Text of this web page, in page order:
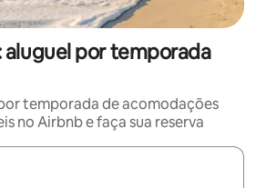
aluguel por temporada
temporada de acomodações
no Airbnb e faça sua reserva
estiverem disponíveis, explore-os